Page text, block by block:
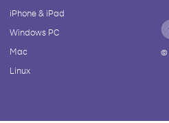
iPhone & iPad
Windows PC
Mac
Linux
©